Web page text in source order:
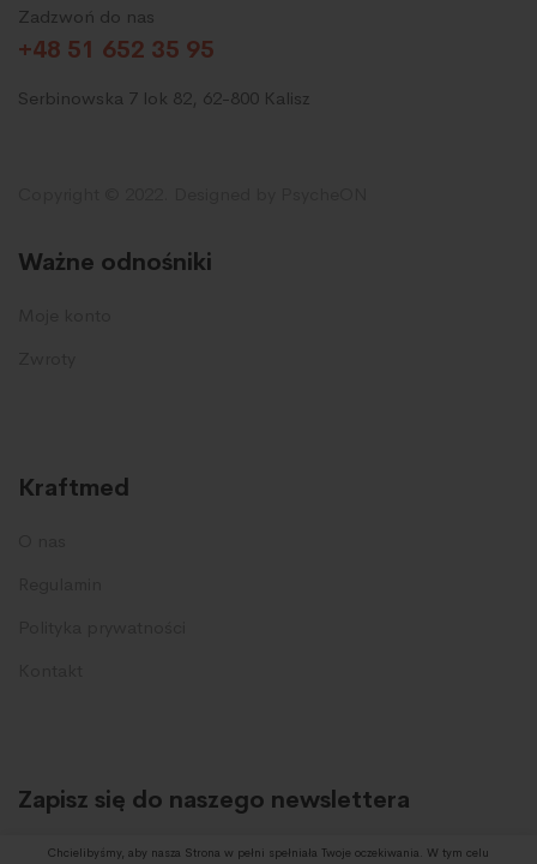
Zadzwoń do nas
+48 51 652 35 95
Serbinowska 7 lok 82, 62-800 Kalisz
Ważne odnośniki
Kraftmed
Zapisz się do naszego newslettera
I otrzymuj informację o promocjach oraz nowych produktach.
Chcielibyśmy, aby nasza Strona w pełni spełniała Twoje oczekiwania. W tym celu